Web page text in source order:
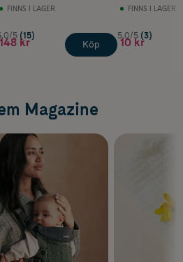
FINNS I LAGER
5 (15)
kr Köp
FINNS I LAGER
5.0/5 (3)
10 kr
Magazine